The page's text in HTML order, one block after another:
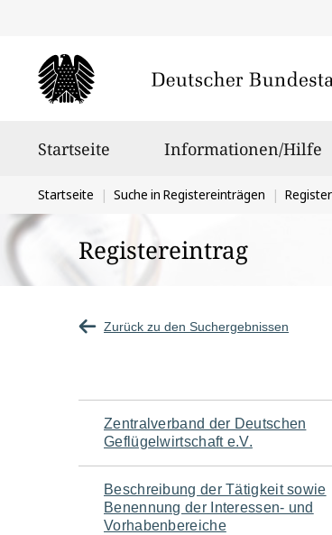
Startseite Informationen/Hilfe
Sie
befinden
sich
hier:
Startseite Suche in Registereinträgen
Registereintrag
Zurück zu den Suchergebnissen
Navigation
für
den
Zentralverband der Deutschen
Geflügelwirtschaft e.V.
Beschreibung der Tätigkeit sowie
Benennung der Interessen- und
Vorhabenbereiche